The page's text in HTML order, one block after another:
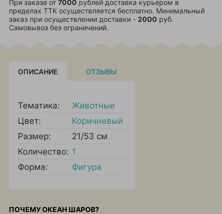
При заказе от 7000 рублей доставка курьером в
пределах ТТК осуществляется бесплатно. Минимальный
заказ при осуществлении доставки - 2000 руб.
Самовывоз без ограничений.
ОПИСАНИЕ ОТЗЫВЫ
Тематика:
Животные
Цвет:
Коричневый
Размер:
21/53 см
Количество: 1
Форма:
Фигура
ПОЧЕМУ ОКЕАН ШАРОВ?